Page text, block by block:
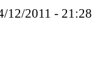
12/2011 - 21:28